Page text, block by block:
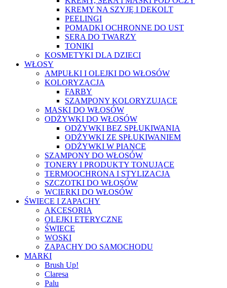
KREMY NA SZYJĘ I DEKOLT
PEELINGI
POMADKI OCHRONNE DO UST
SERA DO TWARZY
TONIKI
KOSMETYKI DLA DZIECI
WŁOSY
AMPUŁKI I OLEJKI DO WŁOSÓW
KOLORYZACJA
FARBY
SZAMPONY KOLORYZUJĄCE
MASKI DO WŁOSÓW
ODŻYWKI DO WŁOSÓW
ODŻYWKI BEZ SPŁUKIWANIA
ODŻYWKI ZE SPŁUKIWANIEM
ODŻYWKI W PIANCE
SZAMPONY DO WŁOSÓW
TONERY I PRODUKTY TONUJĄCE
TERMOOCHRONA I STYLIZACJA
SZCZOTKI DO WŁOSÓW
WCIERKI DO WŁOSÓW
ŚWIECE I ZAPACHY
AKCESORIA
OLEJKI ETERYCZNE
ŚWIECE
WOSKI
ZAPACHY DO SAMOCHODU
MARKI
Brush Up!
Claresa
Palu